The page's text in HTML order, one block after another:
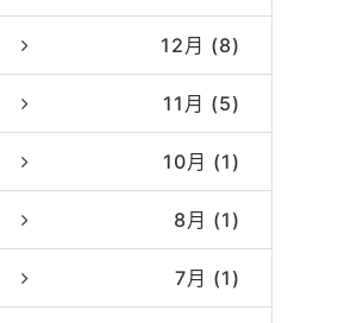
12月 (8)
11月 (5)
10月 (1)
8月 (1)
7月 (1)